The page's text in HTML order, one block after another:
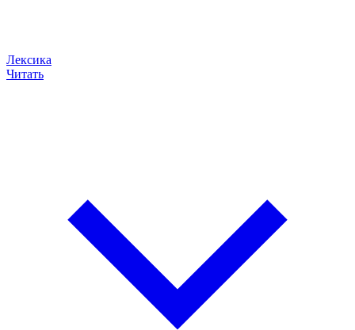
Лексика
Читать